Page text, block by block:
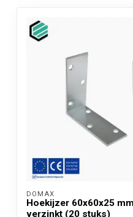
DOMAX
Hoekijzer 60x60x25
verzinkt (20 stuks)